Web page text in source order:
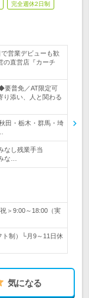
完全週休2日制
営業デビューも歓
の直営店『カーチ
要普免／AT限定可
添い、人と関わる
田・栃木・群馬・埼
なし残業手当
な…
＞9:00～18:00（実
ト制）└月9～11日休
気になる